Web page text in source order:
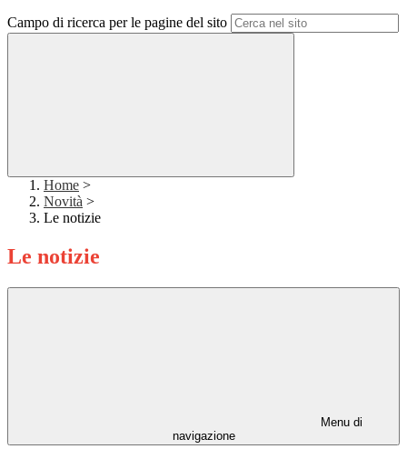
Campo di ricerca per le pagine del sito
Home >
Novità >
Le notizie
Le notizie
Menu di
navigazione